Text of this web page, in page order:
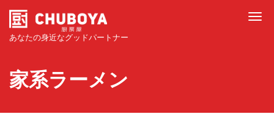
あなたの身近なグッドパートナー
家系ラーメン